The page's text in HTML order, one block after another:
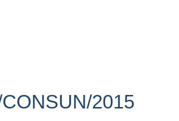
2015